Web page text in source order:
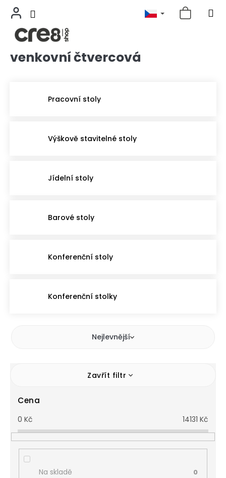
Přejítvenkovní čtvercová
Pracovní stoly
Výškově stavitelné stoly
Jídelní stoly
Barové stoly
Konferenční stoly
Konferenční stolky
Nejlevnější
Zavřít filtr
Cena
0 Kč 14131 Kč
Na skladě 0